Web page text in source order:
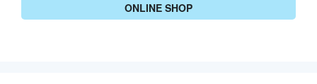
ONLINE SHOP